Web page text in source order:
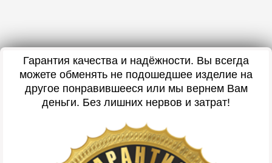
Гарантия качества и надёжности. Вы всегда
можете обменять не подошедшее изделие на
другое понравившееся или мы вернем Вам
деньги. Без лишних нервов и затрат!